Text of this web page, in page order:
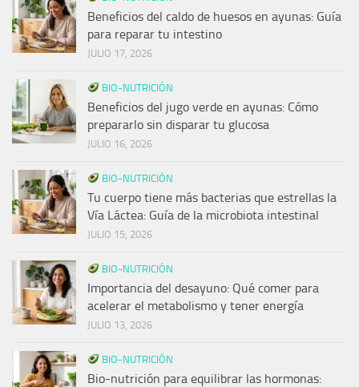
Beneficios del caldo de huesos en ayunas: Guía
para reparar tu intestino
JULIO 17, 2026
BIO-NUTRICIÓN
Beneficios del jugo verde en ayunas: Cómo
prepararlo sin disparar tu glucosa
JULIO 16, 2026
BIO-NUTRICIÓN
Tu cuerpo tiene más bacterias que estrellas la
Vía Láctea: Guía de la microbiota intestinal
JULIO 15, 2026
BIO-NUTRICIÓN
Importancia del desayuno: Qué comer para
acelerar el metabolismo y tener energía
JULIO 13, 2026
BIO-NUTRICIÓN
Bio-nutrición para equilibrar las hormonas: